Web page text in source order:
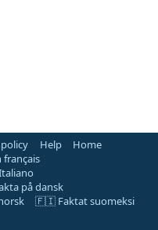
Help
Home
på dansk
🇫🇮 Faktat suomeksi